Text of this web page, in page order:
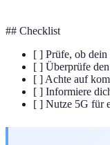
## Checklist
[ ] Prüfe, ob
[ ] Überprüfe
[ ] Achte auf
[ ] Informiere
[ ] Nutze 5G für